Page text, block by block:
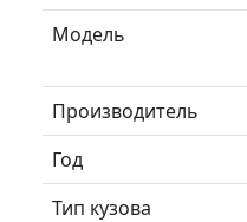
Модель
Производитель
Год
Тип кузова